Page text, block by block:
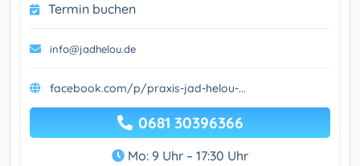
Termin buchen
info@jadhelou.de
facebook.com/p/praxis-jad-helou-...
0681 30396366
Mo: 9 Uhr – 17:30 Uhr